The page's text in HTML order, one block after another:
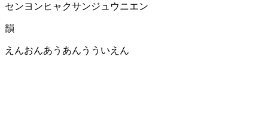
センヨンヒャクサンジュウニエン
韻
えんおんあうあんうういえん